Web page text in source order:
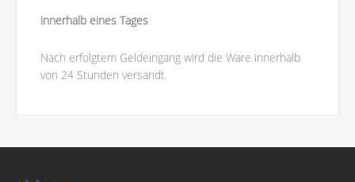
innerhalb eines Tages
Nach erfolgtem Geldeingang wird die Ware innerhalb
von 24 Stunden versandt.